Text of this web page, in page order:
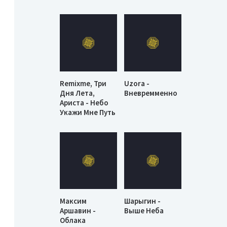
Remixme, Три
Дня Лета,
Ариста - Небо
Укажи Мне Путь
Uzora -
Вневремменно
Максим
Аршавин -
Облака
Шарыгин -
Выше Неба